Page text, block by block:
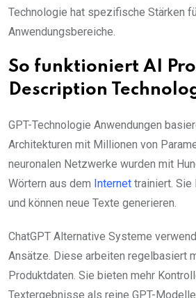
Technologie hat spezifische Stärken
Anwendungsbereiche.
So funktioniert AI
Description
GPT-Technologie Anwendungen
Architekturen mit Millionen von
neuronalen Netzwerke wurden mit
Wörtern aus dem Internet trainiert. Sie
und können neue Texte generieren.
ChatGPT Alternative Systeme
Ansätze. Diese arbeiten regelbasiert
Produktdaten. Sie bieten mehr
Textergebnisse als reine GPT-Modelle.